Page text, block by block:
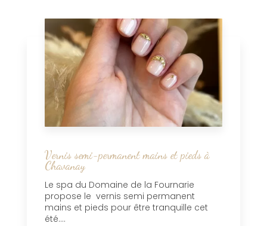
Vernis semi-permanent mains et pieds à
Chavanay
Le spa du Domaine de la Fournarie
propose le vernis semi permanent
mains et pieds pour être tranquille cet
été....